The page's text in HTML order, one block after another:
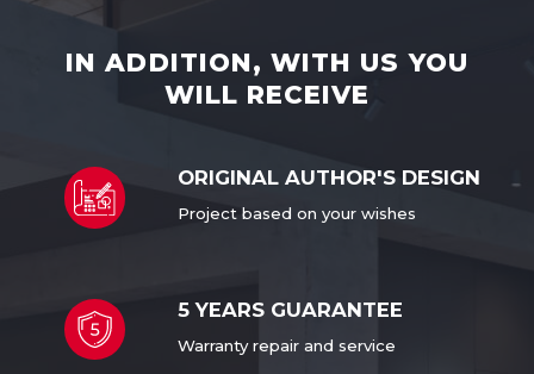
IN ADDITION, WITH US YOU
WILL RECEIVE
ORIGINAL AUTHOR'S DESIGN
Project based on your wishes
5 YEARS GUARANTEE
Warranty repair and service